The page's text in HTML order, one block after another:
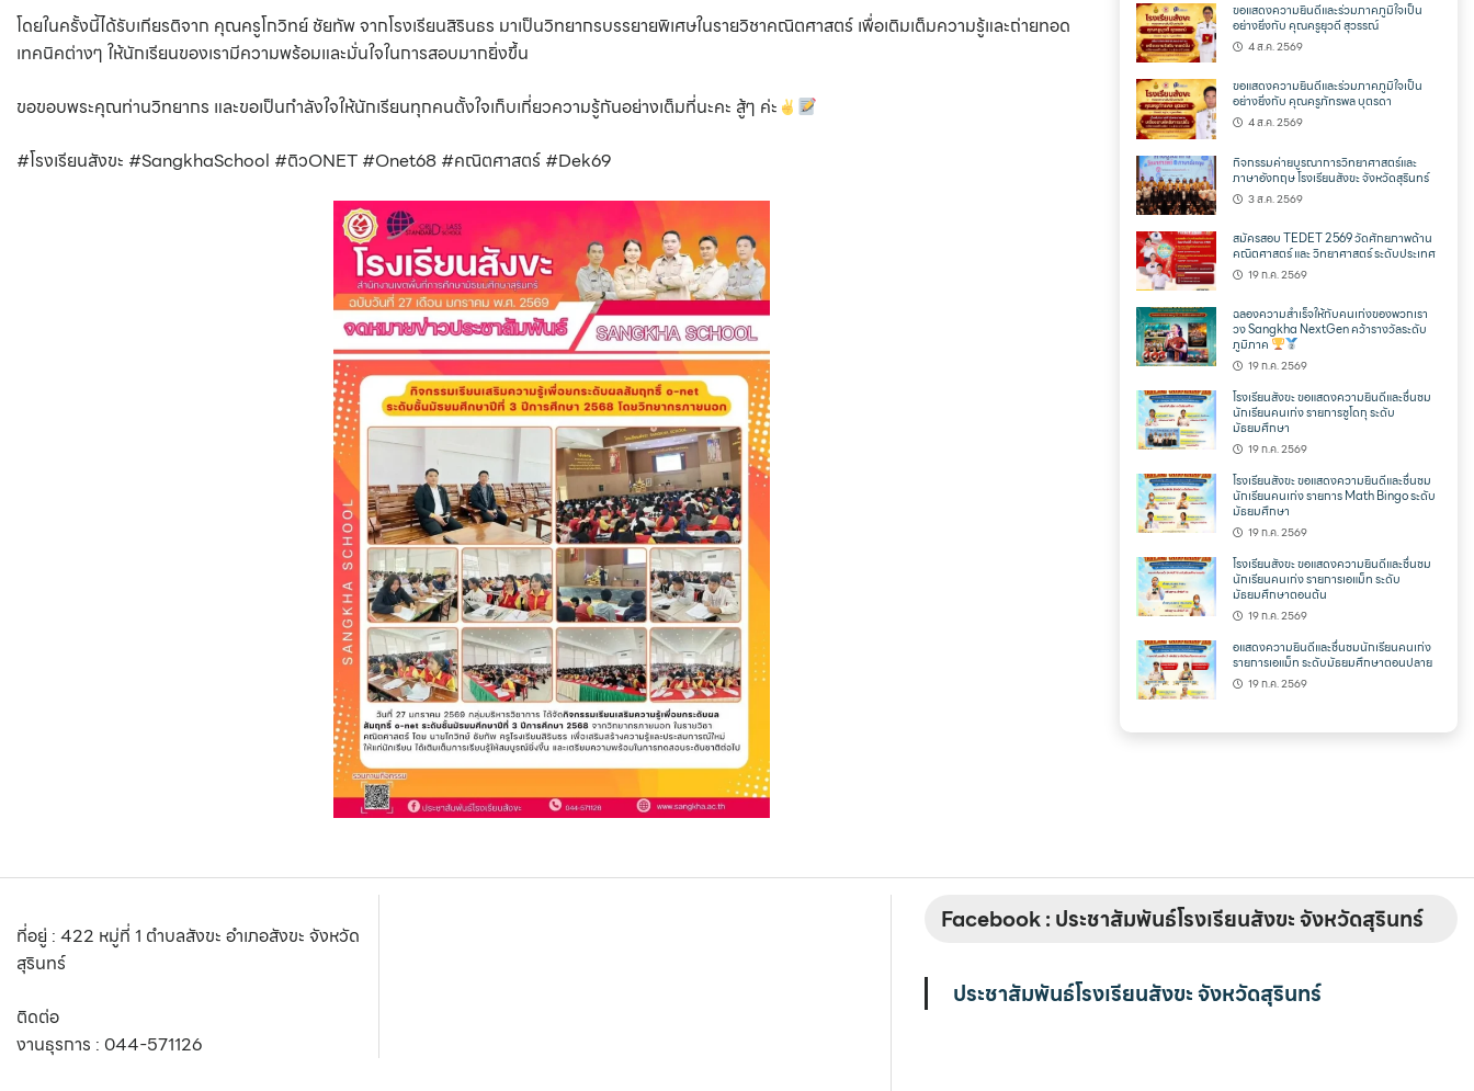
โดยในครั้งนี้ได้รับเกียรติจาก คุณครูโกวิทย์ ชัยทัพ จากโรงเรียนสิรินธร มาเป็นวิทยากรบรรยายพิเศษในรายวิชาคณิตศาสตร์ เพื่อเติมเต็มความรู้และถ่ายทอด
เทคนิคต่างๆ ให้นักเรียนของเรามีความพร้อมและมั่นใจในการสอบมากยิ่งขึ้น
ขอขอบพระคุณท่านวิทยากร และขอเป็นกำลังใจให้นักเรียนทุกคนตั้งใจเก็บเกี่ยวความรู้กันอย่างเต็มที่นะคะ สู้ๆ ค่ะ
#โรงเรียนสังขะ #SangkhaSchool #ติวONET #Onet68 #คณิตศาสตร์ #Dek69
ขอแสดงความยินดีและร่วมภาคภูมิใจเป็น
อย่างยิ่งกับ คุณครูยุวดี สุวรรณ์
4 ส.ค. 2569
ขอแสดงความยินดีและร่วมภาคภูมิใจเป็น
อย่างยิ่งกับ คุณครูภัทรพล บุตรดา
4 ส.ค. 2569
กิจกรรมค่ายบูรณาการวิทยาศาสตร์และ
ภาษาอังกฤษ โรงเรียนสังขะ จังหวัดสุรินทร์
3 ส.ค. 2569
สมัครสอบ TEDET 2569 วัดศักยภาพด้าน
คณิตศาสตร์ และ วิทยาศาสตร์ ระดับประเทศ
19 ก.ค. 2569
ฉลองความสำเร็จให้กับคนเก่งของพวกเรา
วง Sangkha NextGen คว้ารางวัลระดับ
ภูมิภาค
19 ก.ค. 2569
โรงเรียนสังขะ ขอแสดงความยินดีและชื่นชม
นักเรียนคนเก่ง รายการซูโดกุ ระดับ
มัธยมศึกษา
19 ก.ค. 2569
โรงเรียนสังขะ ขอแสดงความยินดีและชื่นชม
นักเรียนคนเก่ง รายการ Math Bingo ระดับ
มัธยมศึกษา
19 ก.ค. 2569
โรงเรียนสังขะ ขอแสดงความยินดีและชื่นชม
นักเรียนคนเก่ง รายการเอแม็ท ระดับ
มัธยมศึกษาตอนต้น
19 ก.ค. 2569
อแสดงความยินดีและชื่นชมนักเรียนคนเก่ง
รายการเอแม็ท ระดับมัธยมศึกษาตอนปลาย
19 ก.ค. 2569
ที่อยู่ : 422 หมู่ที่ 1 ตำบลสังขะ อำเภอสังขะ จังหวัด
สุรินทร์
ติดต่อ
งานธุรการ : 044-571126
Facebook : ประชาสัมพันธ์โรงเรียนสังขะ จังหวัดสุรินทร์
ประชาสัมพันธ์โรงเรียนสังขะ จังหวัดสุรินทร์